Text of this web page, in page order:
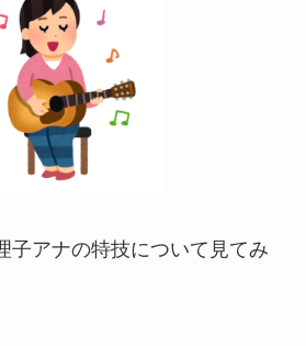
子アナの特技について見てみ